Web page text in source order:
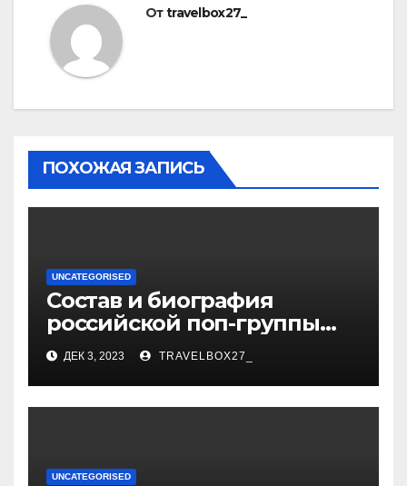
Отtravelbox27_
ПОХОЖАЯ ЗАПИСЬ
UNCATEGORISED
Состав и биография
российской поп-группы
«Иванушки интернешнл»
— история успеха, музыка
и судьбы участников
ДЕК 3, 2023 TRAVELBOX27_
UNCATEGORISED